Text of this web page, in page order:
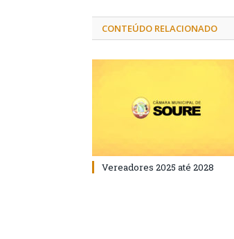
CONTEÚDO RELACIONADO
Vereadores 2025 até 2028